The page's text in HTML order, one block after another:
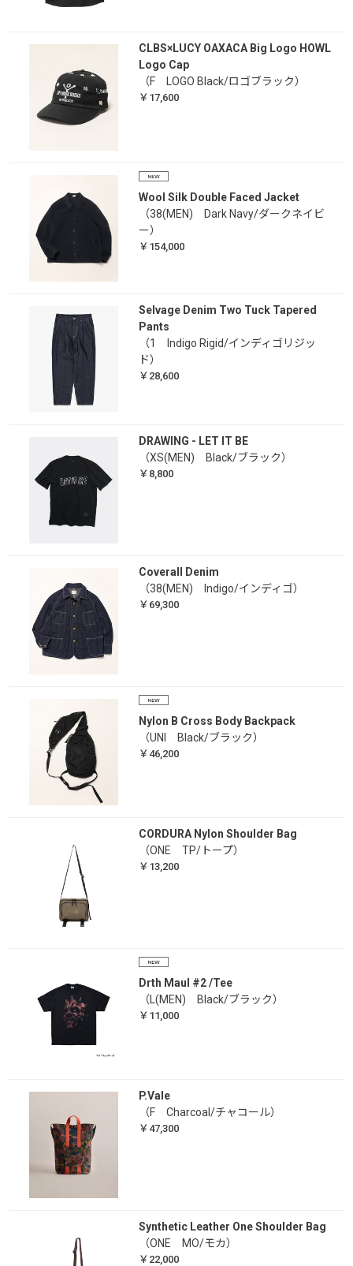
CLBS×LUCY OAXACA Big Logo HOWL
Logo Cap
（F LOGO Black/ロゴブラック）
￥17,600
Wool Silk Double Faced Jacket
（38(MEN) Dark Navy/ダークネイビ
ー）
￥154,000
Selvage Denim Two Tuck Tapered
Pants
（1 Indigo Rigid/インディゴリジッ
ド）
￥28,600
DRAWING - LET IT BE
（XS(MEN) Black/ブラック）
￥8,800
Coverall Denim
（38(MEN) Indigo/インディゴ）
￥69,300
Nylon B Cross Body Backpack
（UNI Black/ブラック）
￥46,200
CORDURA Nylon Shoulder Bag
（ONE TP/トープ）
￥13,200
Drth Maul #2 /Tee
（L(MEN) Black/ブラック）
￥11,000
P.Vale
（F Charcoal/チャコール）
￥47,300
Synthetic Leather One Shoulder Bag
（ONE MO/モカ）
￥22,000